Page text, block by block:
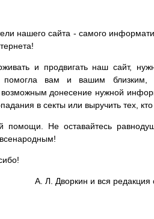
нашего сайта - самого
и продвигать наш сайт,
помогла вам и вашим близким,
возможным донесение нужной
в секты или выручить тех,
Не оставайтесь
А. Л. Дворкин и вся